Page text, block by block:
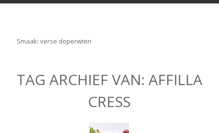
Smaak: verse doperwten
TAG ARCHIEF VAN: AFFILLA
CRESS